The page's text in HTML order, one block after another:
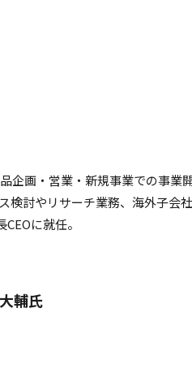
企画・営業・新規事業での事業
討やリサーチ業務、海外子会
に就任。
輔氏